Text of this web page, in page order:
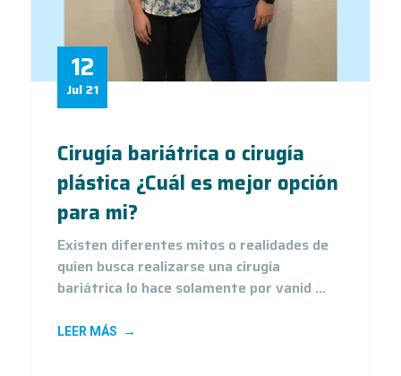
Cirugía bariátrica o cirugía
plástica ¿Cuál es mejor opción
para mi?
12
Jul 21
Existen diferentes mitos o realidades de
quien busca realizarse una cirugía
bariátrica lo hace solamente por vanid ...
LEER MÁS